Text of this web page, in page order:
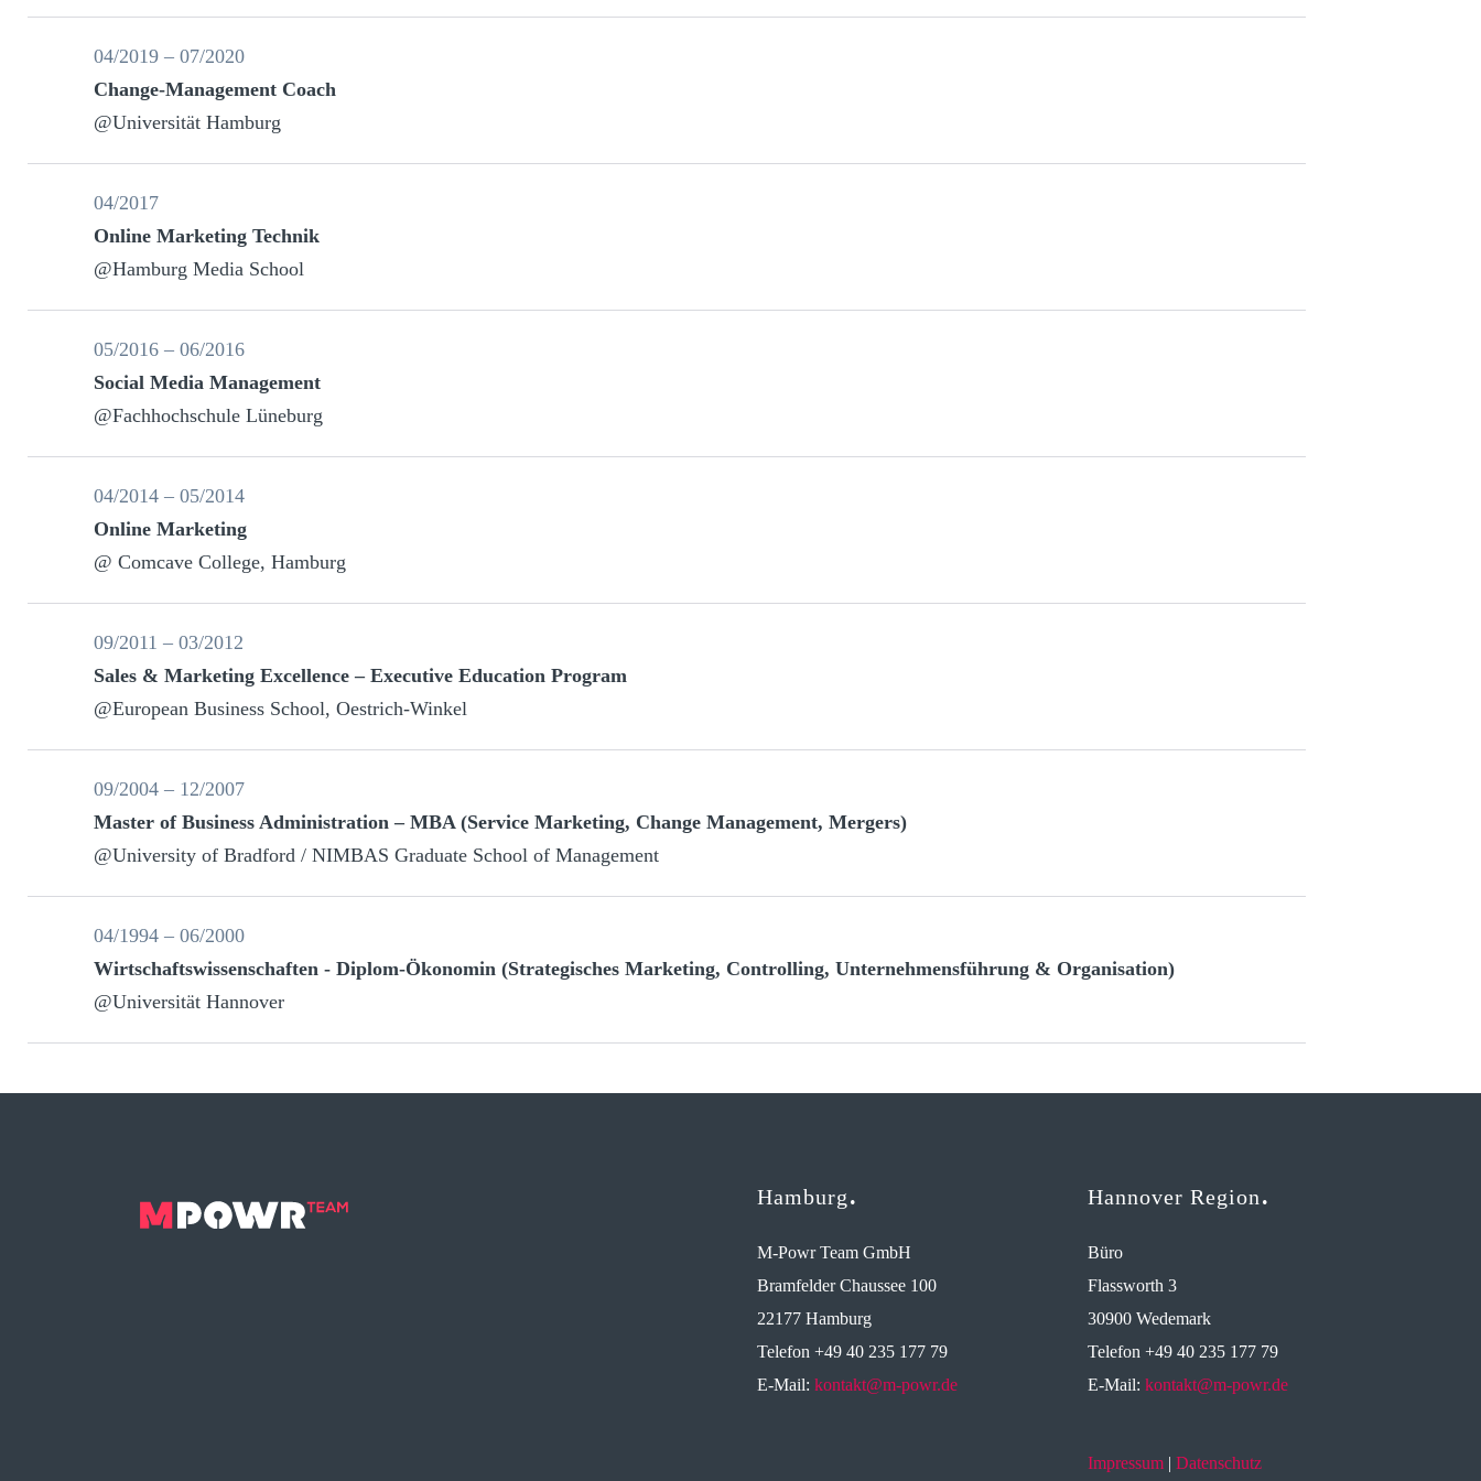
04/2019 – 07/2020
Change-Management Coach
@Universität Hamburg
04/2017
Online Marketing Technik
@Hamburg Media School
05/2016 – 06/2016
Social Media Management
@Fachhochschule Lüneburg
04/2014 – 05/2014
Online Marketing
@ Comcave College, Hamburg
09/2011 – 03/2012
Sales & Marketing Excellence – Executive Education Program
@European Business School, Oestrich-Winkel
09/2004 – 12/2007
Master of Business Administration – MBA (Service Marketing, Change Management, Mergers)
@University of Bradford / NIMBAS Graduate School of Management
04/1994 – 06/2000
Wirtschaftswissenschaften - Diplom-Ökonomin (Strategisches Marketing, Controlling, Unternehmensführung & Organisation)
@Universität Hannover
Hamburg
M-Powr Team GmbH
Bramfelder Chaussee 100
22177 Hamburg
Telefon +49 40 235 177 79
E-Mail: kontakt@m-powr.de
Hannover Region
Büro
Flassworth 3
30900 Wedemark
Telefon +49 40 235 177 79
E-Mail: kontakt@m-powr.de
Impressum | Datenschutz